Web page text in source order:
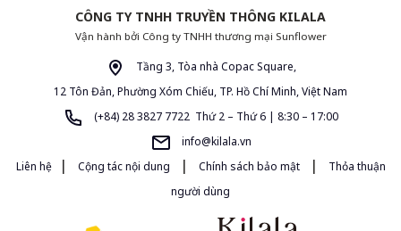
CÔNG TY TNHH TRUYỀN THÔNG KILALA
Vận hành bởi Công ty TNHH thương mại Sunflower
Tầng 3, Tòa nhà Copac Square,
12 Tôn Đản, Phường Xóm Chiếu, TP. Hồ Chí Minh, Việt Nam
(+84) 28 3827 7722 Thứ 2 – Thứ 6 | 8:30 – 17:00
info@kilala.vn
Liên hệ
| Cộng tác nội dung | Chính sách bảo mật |
Thỏa thuận
người dùng